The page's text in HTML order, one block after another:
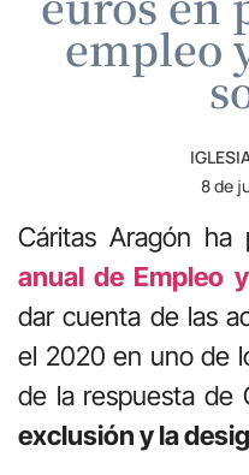
empleo
8 de
Cáritas Aragón ha
anual de Empleo
dar cuenta de las
el 2020 en uno de
de la respuesta de
exclusión y la